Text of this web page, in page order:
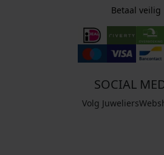
Betaal veilig
SOCIAL
Volg